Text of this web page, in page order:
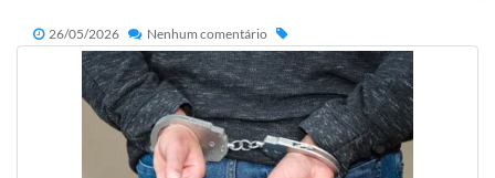
26/05/2026 Nenhum comentário